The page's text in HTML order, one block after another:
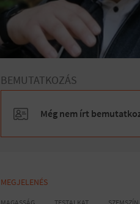
BEMUTATKOZÁS
Még nem írt
MEGJELENÉS